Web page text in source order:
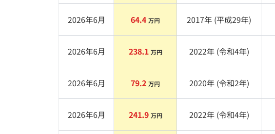
2026年6月 64.4 万円 2017年 (平成29年)
2026年6月 238.1 万円 2022年 (令和4年)
2026年6月 79.2 万円 2020年 (令和2年)
2026年6月 241.9 万円 2022年 (令和4年)